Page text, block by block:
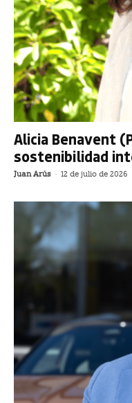
Alicia Benavent
sostenibilidad
Juan Arús - 12 de julio de 2026